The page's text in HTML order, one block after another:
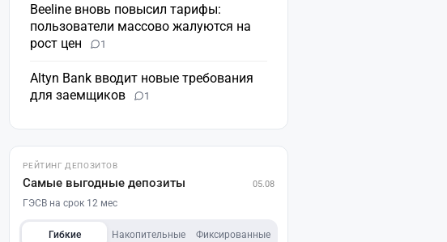
Beeline вновь повысил тарифы:
пользователи массово жалуются на
рост цен
1
Altyn Bank вводит новые требования
для заемщиков
1
РЕЙТИНГ ДЕПОЗИТОВ
Самые выгодные депозиты 05.08
ГЭСВ на срок 12 мес
Гибкие Накопительные Фиксированные